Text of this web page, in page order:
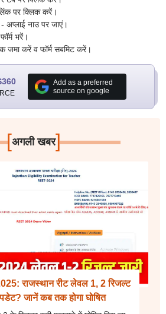
पर क्लिक करें।
नाउ पर जाएं।
भरें।
करें व फॉर्म सबमिट करें।
Add as a preferred
source on google
[अगली खबर]
राजस्थान रीट लेवल 1, 2 रिजल्ट
जानें कब तक होगा घोषित